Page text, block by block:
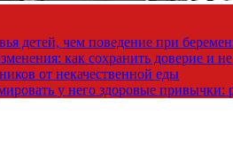
детей, чем поведение при
как сохранить доверие и
от некачественной еды
у него здоровые привычки: